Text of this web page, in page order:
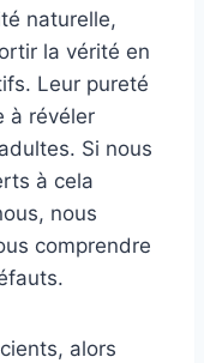
naturelle,
la vérité en
Leur pureté
à révéler
Si nous
à cela
nous
comprendre
alors